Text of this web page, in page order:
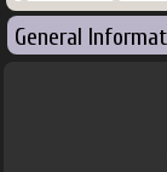
General